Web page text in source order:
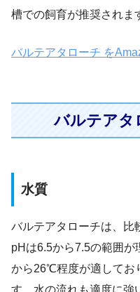
槽での飼育が推奨されま
バルテアタローチ を
バルテアタ
水質
バルテアタローチは、比
pHは6.5から7.5の範囲
から26℃程度が適してお
す。水の流れも適度に強